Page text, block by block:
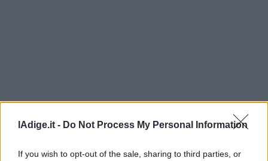
lAdige.it - Do Not Process My Personal Information
If you wish to opt-out of the sale, sharing to third parties, or
Bazar
Casa
Radio